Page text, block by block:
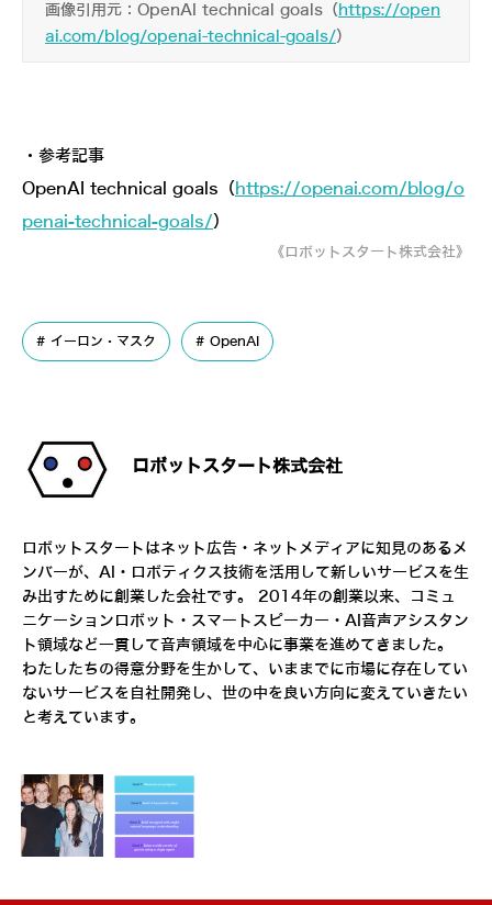
画像引用元：OpenAI technical goals（ https://open
ai.com/blog/openai-technical-goals/）
・参考記事
OpenAI technical goals（ https://openai.com/blog/o
penai-technical-goals/）
《ロボットスタート株式会社》
イーロン・マスク OpenAI
ロボットスタート株式会社
ロボットスタートはネット広告・ネットメディアに知見のあるメ
ンバーが、AI・ロボティクス技術を活用して新しいサービスを生
み出すために創業した会社です。 2014年の創業以来、コミュ
ニケーションロボット・スマートスピーカー・AI音声アシスタン
ト領域など一貫して音声領域を中心に事業を進めてきました。
わたしたちの得意分野を生かして、いままでに市場に存在してい
ないサービスを自社開発し、世の中を良い方向に変えていきたい
と考えています。